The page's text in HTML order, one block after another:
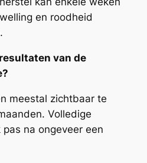
en roodheid
van de
meestal zichtbaar te
Volledige
na ongeveer een